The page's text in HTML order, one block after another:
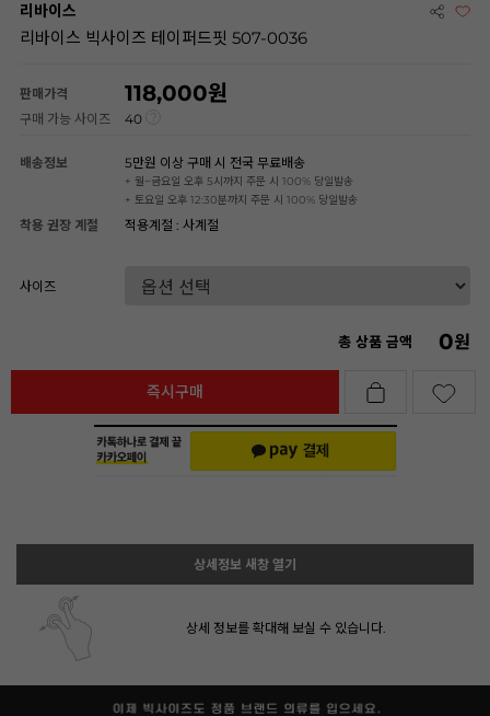
리바이스
리바이스 빅사이즈 테이퍼드핏 507-0036
판매가격 118,000
구매 가능 사이즈 40
배송정보 5만원 이상 구매 시 전국 무료배송
+ 월~금요일 오후 5시까지 주문 시 100% 당일발송
+ 토요일 오후 12:30분까지 주문 시 100% 당일발송
착용 권장 계절 적용계절 : 사계절
사이즈
총 상품 금액 0원
즉시구매
상세정보 새창 열기
상세 정보를 확대해 보실 수 있습니다.